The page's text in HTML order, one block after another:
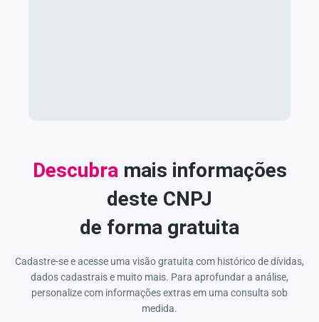
Descubramais informações
deste CNPJ
de forma gratuita
Cadastre-se e acesse uma visão gratuita com histórico de dívidas,
dados cadastrais e muito mais. Para aprofundar a análise,
personalize com informações extras em uma consulta sob
medida.